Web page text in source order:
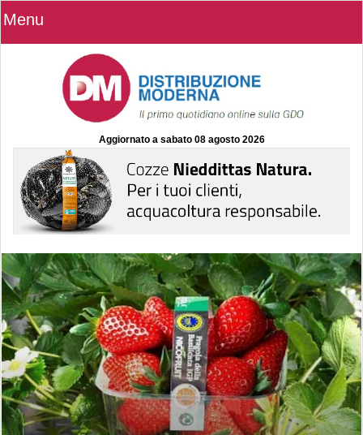
Menu
Aggiornato a sabato 08 agosto 2026